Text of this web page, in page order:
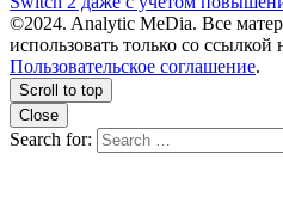
©2024. Analytic MeDia. Все
использовать только со ссылкой
Пользовательское соглашение.
Scroll to top
Close
Search for: